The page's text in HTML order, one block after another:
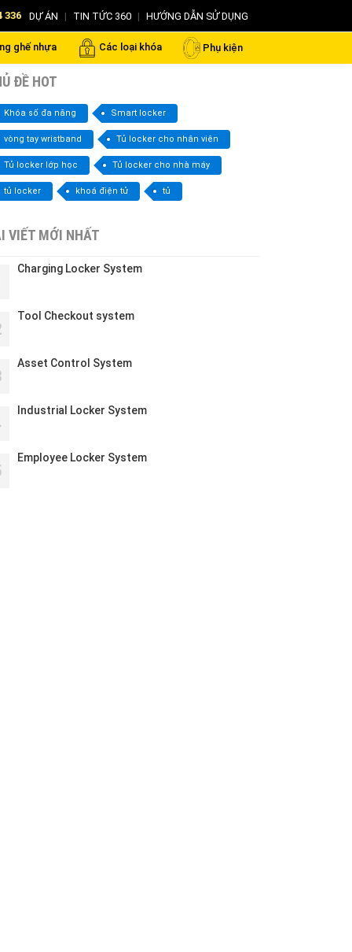
336 DỰ ÁN | TIN TỨC 360 | HƯỚNG DẪN SỬ DỤNG
ghế nhựa Các loại khóa Phụ kiện
ĐỀ HOT
Khóa số đa năng Smart locker
vòng tay wristband Tủ locker cho nhân viên
Tủ locker lớp học Tủ locker cho nhà máy
tủ locker khoá điện tử tủ
VIẾT MỚI NHẤT
Charging Locker System
Tool Checkout system
Asset Control System
Industrial Locker System
Employee Locker System